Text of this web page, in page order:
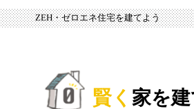
ZEH・ゼロエネ住宅を建てよう
賢く 家を